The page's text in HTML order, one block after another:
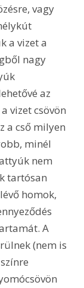
vagy
a vizet a
nagy
az
vizet csövön
a cső milyen
minél
nem
tartósan
homok,
A
(nem is